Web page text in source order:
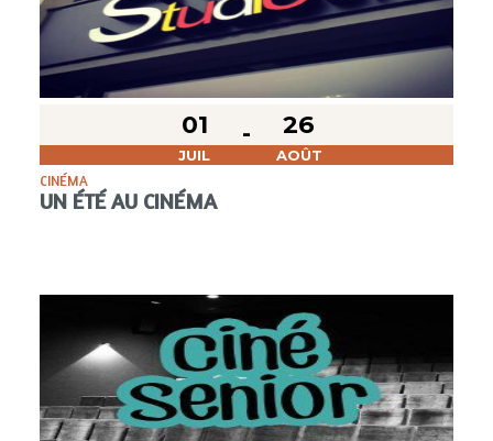
01
JUIL
26
AOÛT
CINÉMA
UN ÉTÉ AU CINÉMA